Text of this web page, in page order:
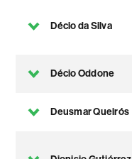
Décio da Silva
Décio Oddone
Deusmar Queirós